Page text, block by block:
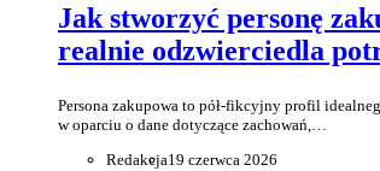
Jak stworzyć personę
realnie odzwierciedla
Persona zakupowa to pół-fikcyjny profil
w oparciu o dane dotyczące zachowań,…
Redakcja19 czerwca 2026